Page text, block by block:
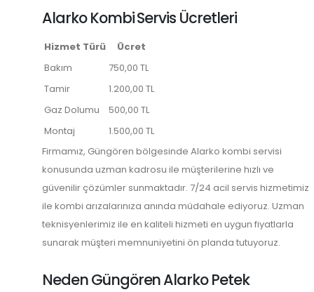
Alarko Kombi Servis Ücretleri
Hizmet Türü
Ücret
Bakım
750,00 TL
Tamir
1.200,00 TL
Gaz Dolumu
500,00 TL
Montaj
1.500,00 TL
Firmamız, Güngören bölgesinde Alarko kombi servisi
konusunda uzman kadrosu ile müşterilerine hızlı ve
güvenilir çözümler sunmaktadır. 7/24 acil servis hizmetimiz
ile kombi arızalarınıza anında müdahale ediyoruz. Uzman
teknisyenlerimiz ile en kaliteli hizmeti en uygun fiyatlarla
sunarak müşteri memnuniyetini ön planda tutuyoruz.
Neden Güngören Alarko Petek